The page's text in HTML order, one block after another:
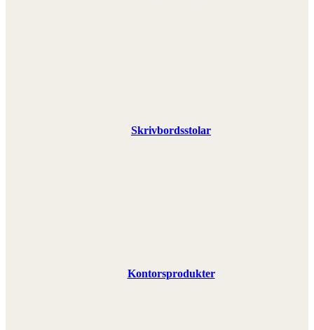
Skrivbordsstolar
Kontorsprodukter